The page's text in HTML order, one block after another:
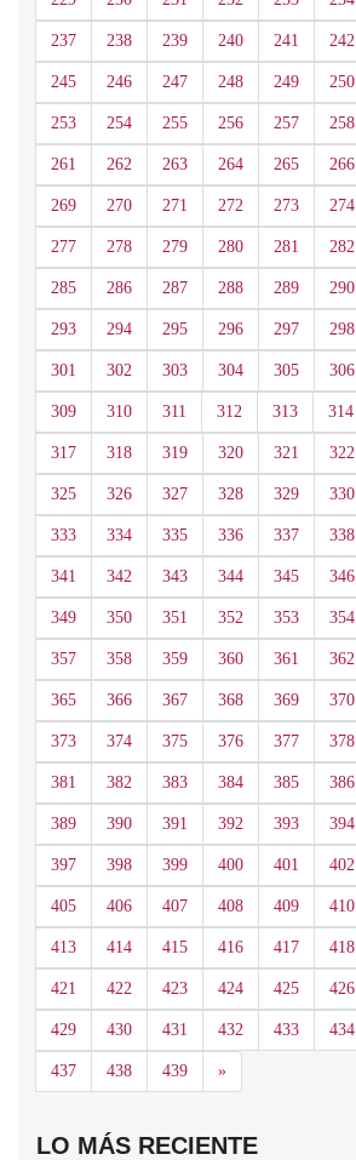
237 238 239 240 241 242
245 246 247 248 249 250
253 254 255 256 257 258
261 262 263 264 265 266
269 270 271 272 273 274
277 278 279 280 281 282
285 286 287 288 289 290
293 294 295 296 297 298
301 302 303 304 305 306
309 310 311 312 313 314
317 318 319 320 321 322
325 326 327 328 329 330
333 334 335 336 337 338
341 342 343 344 345 346
349 350 351 352 353 354
357 358 359 360 361 362
365 366 367 368 369 370
373 374 375 376 377 378
381 382 383 384 385 386
389 390 391 392 393 394
397 398 399 400 401 402
405 406 407 408 409 410
413 414 415 416 417 418
421 422 423 424 425 426
429 430 431 432 433 434
437 438 439 »Siguiente
LO MÁS RECIENTE